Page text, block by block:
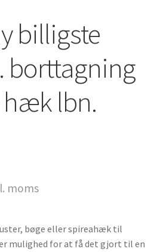
billigste
hæk lbn.
moms
bøge eller spireahæk til
mulighed for at få det gjort til en